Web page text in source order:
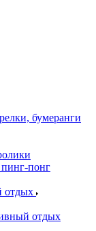
бумеранги
понг
отдых
отдых